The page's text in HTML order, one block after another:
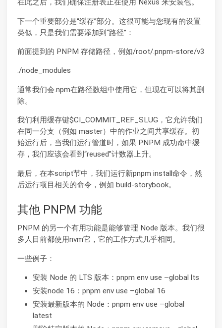
在此之后，我们确保注册表正在使用 Nexus 来安装包。
下一个重要部分是“缓存”部分。这很可能与您现有的设置
类似，只是我们需要添加到“路径”：
前面提到的 PNPM 存储路径，例如/root/.pnpm-store/v3
./node_modules
通常我们会.npm在路径数组中使用它，但现在可以将其删
除。
我们利用缓存键$CI_COMMIT_REF_SLUG，它允许我们
在同一分支（例如 master）中的作业之间共享缓存。初
始运行后，当我们运行管道时，如果 PNPM 成功命中缓
存，我们应该会看到“reused”计数器上升。
最后，在本script节中，我们运行新pnpm install命令，然
后运行项目相关的命令，例如 build-storybook。
其他 PNPM 功能
PNPM 的另一个有用功能是能够管理 Node 版本。我们很
多人目前都使用nvm它，它的工作方式几乎相同。
一些例子：
安装 Node 的 LTS 版本：pnpm env use –global lts
安装node 16：pnpm env use –global 16
安装最新版本的 Node：pnpm env use –global
latest